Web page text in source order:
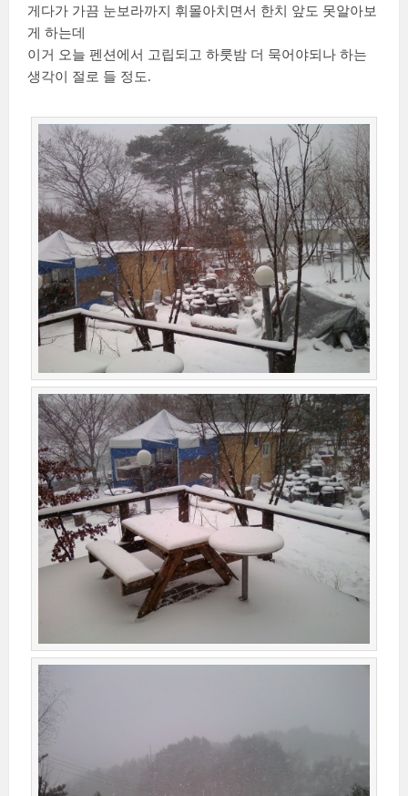
게다가 가끔 눈보라까지 휘몰아치면서 한치 앞도 못알아보
게 하는데
이거 오늘 펜션에서 고립되고 하룻밤 더 묵어야되나 하는
생각이 절로 들 정도.